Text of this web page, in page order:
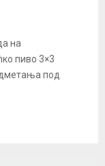
на
пиво 3×3
под